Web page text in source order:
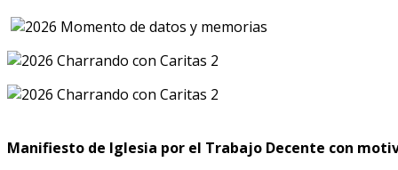
Manifiesto de Iglesia por el Trabajo Decente con